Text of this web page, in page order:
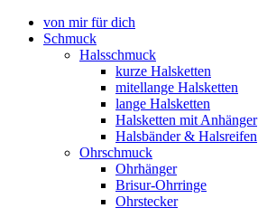
von mir für dich
Schmuck
Halsschmuck
kurze Halsketten
mitellange Halsketten
lange Halsketten
Halsketten mit Anhänger
Halsbänder & Halsreifen
Ohrschmuck
Ohrhänger
Brisur-Ohrringe
Ohrstecker